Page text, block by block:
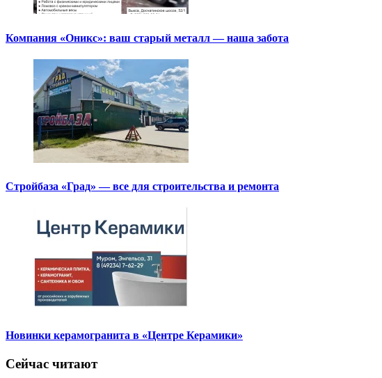
Компания «Оникс»: ваш старый металл — наша забота
Стройбаза «Град» — все для строительства и ремонта
Новинки керамогранита в «Центре Керамики»
Сейчас читают